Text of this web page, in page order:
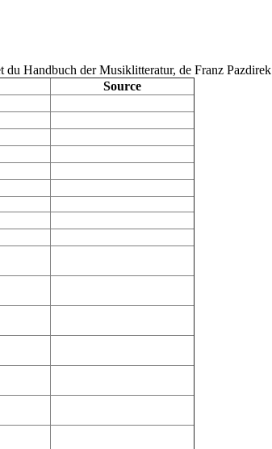
du Handbuch der Musiklitteratur, de Franz Pazdirek
Source